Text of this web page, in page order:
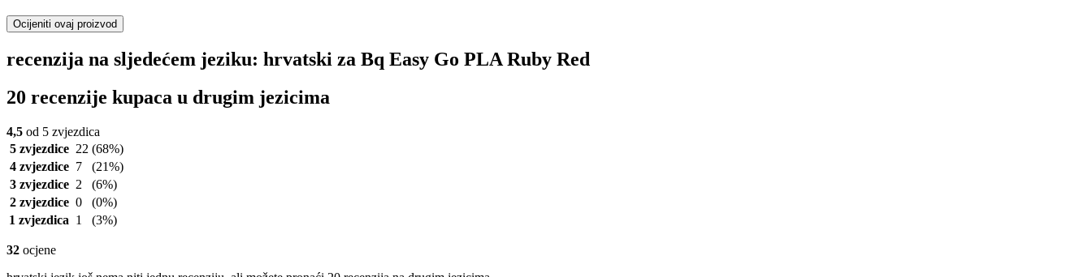
Ocijeniti ovaj proizvod
recenzija na sljedećem jeziku: hrvatski za Bq Easy Go PLA Ruby Red
20 recenzije kupaca u drugim jezicima
4,5 od 5 zvjezdica
5 zvjezdice 22 (68%)
4 zvjezdice 7
(21%)
3 zvjezdice 2
(6%)
2 zvjezdice 0
(0%)
1 zvjezdica 1 (3%)
32 ocjene